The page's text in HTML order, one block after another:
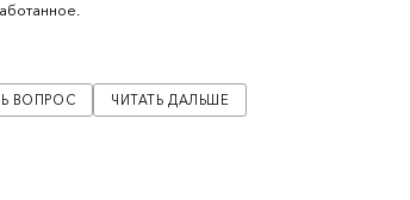
М.Ф. Ксешинская, М.И.
из танцклассов, сцены
ВОПРОС ЧИТАТЬ ДАЛЬШЕ